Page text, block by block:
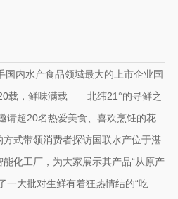
内水产食品领域最大的上市企业国
载，鲜味满载——北纬21°的寻鲜之
请超20名热爱美食、喜欢烹饪的花
式带领消费者探访国联水产位于湛
化工厂，为大家展示其产品“从原产
一大批对生鲜有着狂热情结的“吃